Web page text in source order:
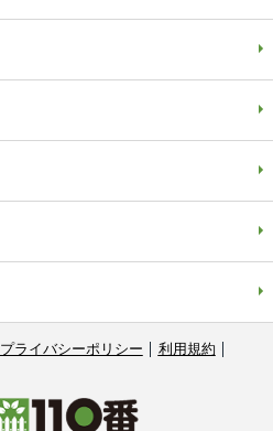
プライバシーポリシー 利用規約